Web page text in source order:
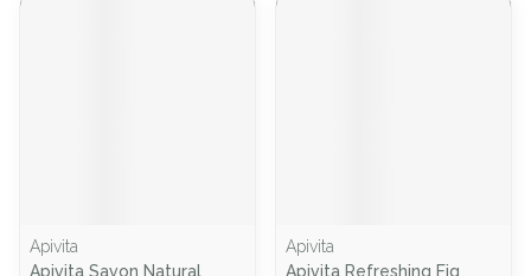
Apivita
Apivita Savon Natural
Apivita
Apivita Refreshing Fig